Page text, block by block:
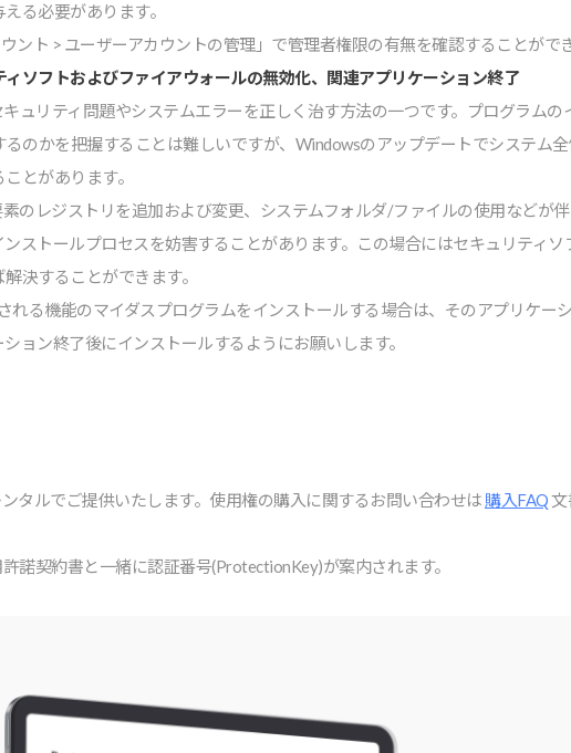
る必要があります。
ント > ユーザーアカウントの管理」で管理者権限の有無を確認することがで
ソフトおよびファイアウォールの無効化、関連アプリケーション終了
ュリティ問題やシステムエラーを正しく治す⽅法の⼀つです。プログラム
のかを把握することは難しいですが、Windowsのアップデートでシステム
とがあります。
のレジストリを追加および変更、システムフォルダ/ファイルの使⽤などが
ストールプロセスを妨害することがあります。この場合にはセキュリティ
決することができます。
れる機能のマイダスプログラムをインストールする場合は、そのアプリケー
ョン終了後にインストールするようにお願いします。
タルでご提供いたします。使⽤権の購⼊に関するお問い合わせは 購⼊FAQ⽂
諾契約書と⼀緒に認証番号(ProtectionKey)が案内されます。